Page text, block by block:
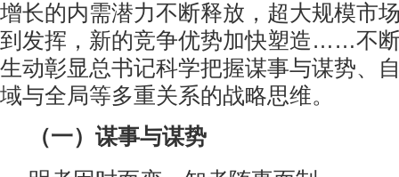
增长的内需潜力不断释放，超大规模市
到发挥，新的竞争优势加快塑造……不
生动彰显总书记科学把握谋事与谋势、
域与全局等多重关系的战略思维。
（一）谋事与谋势